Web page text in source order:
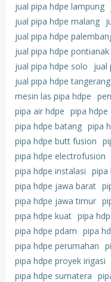
jual pipa hdpe lampung
jual pipa hdpe malang
jual pipa hdpe
jual pipa hdpe pontianak
jual pipa hdpe solo
jual
jual pipa hdpe tangerang
mesin las pipa hdpe
pipa air hdpe pipa hdpe
pipa hdpe batang pipa
pipa hdpe butt fusion
pipa hdpe electrofusion
pipa hdpe instalasi pipa
pipa hdpe jawa barat
pipa hdpe jawa timur
pipa hdpe kuat pipa
pipa hdpe pdam pipa
pipa hdpe perumahan
pipa hdpe proyek irigasi
pipa hdpe sumatera